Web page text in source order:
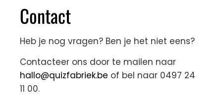
Contact
Heb je nog vragen? Ben je het niet eens?
Contacteer ons door te mailen naar
hallo@quizfabriek.be of bel naar 0497 24
11 00.